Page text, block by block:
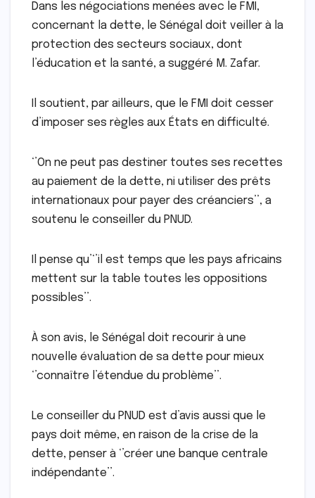
Dans les négociations menées avec le FMI,
concernant la dette, le Sénégal doit veiller à la
protection des secteurs sociaux, dont
l’éducation et la santé, a suggéré M. Zafar.
Il soutient, par ailleurs, que le FMI doit cesser
d’imposer ses règles aux États en difficulté.
‘’On ne peut pas destiner toutes ses recettes
au paiement de la dette, ni utiliser des prêts
internationaux pour payer des créanciers’’, a
soutenu le conseiller du PNUD.
Il pense qu’‘’il est temps que les pays africains
mettent sur la table toutes les oppositions
possibles’’.
À son avis, le Sénégal doit recourir à une
nouvelle évaluation de sa dette pour mieux
‘’connaître l’étendue du problème’’.
Le conseiller du PNUD est d’avis aussi que le
pays doit même, en raison de la crise de la
dette, penser à ‘’créer une banque centrale
indépendante’’.